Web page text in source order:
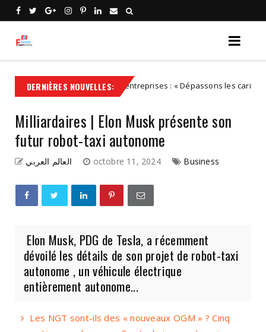
DERNIÈRES NOUVELLES:
Transmission d'entreprises : « Dépassons les caricatures :
Milliardaires | Elon Musk présente son
futur robot-taxi autonome
العالم العربي octobre 11, 2024 Business
Elon Musk, PDG de Tesla, a récemment
dévoilé les détails de son projet de robot-taxi
autonome , un véhicule électrique
entièrement autonome...
Les NGT sont-ils des « nouveaux OGM » ? Cinq